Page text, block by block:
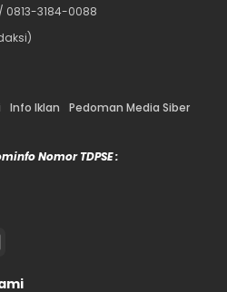
0813-3184-0088
Info Iklan Pedoman Media Siber
Nomor TDPSE :